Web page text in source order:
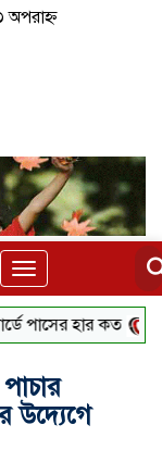
Toggle
navigation
হার কত ইরানের
উদ্যেগে